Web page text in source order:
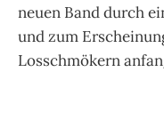
neuen Band durch
und zum
Losschmökern